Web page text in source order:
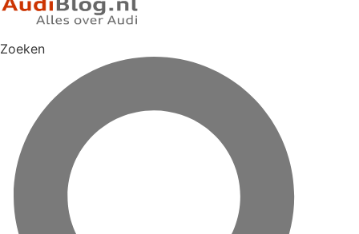
Zoeken